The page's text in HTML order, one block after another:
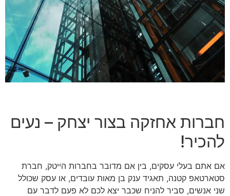
חברות אחזקה בצור יצחק – נעים
להכיר!
אם אתם בעלי עסקים, בין אם מדובר בחברות הייטק, חברת
סטארטאפ קטנה, תאגיד ענק בן מאות עובדים, או עסק שכולל
שני אנשים, סביר להניח שכבר יצא לכם לא פעם לדבר עם